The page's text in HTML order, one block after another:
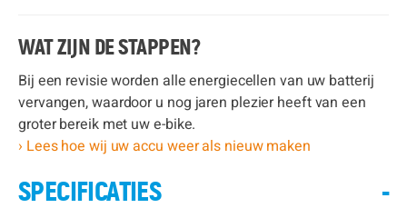
WAT ZIJN DE STAPPEN?
Bij een revisie worden alle energiecellen van uw batterij
vervangen, waardoor u nog jaren plezier heeft van een
groter bereik met uw e-bike.
› Lees hoe wij uw accu weer als nieuw maken
SPECIFICATIES -